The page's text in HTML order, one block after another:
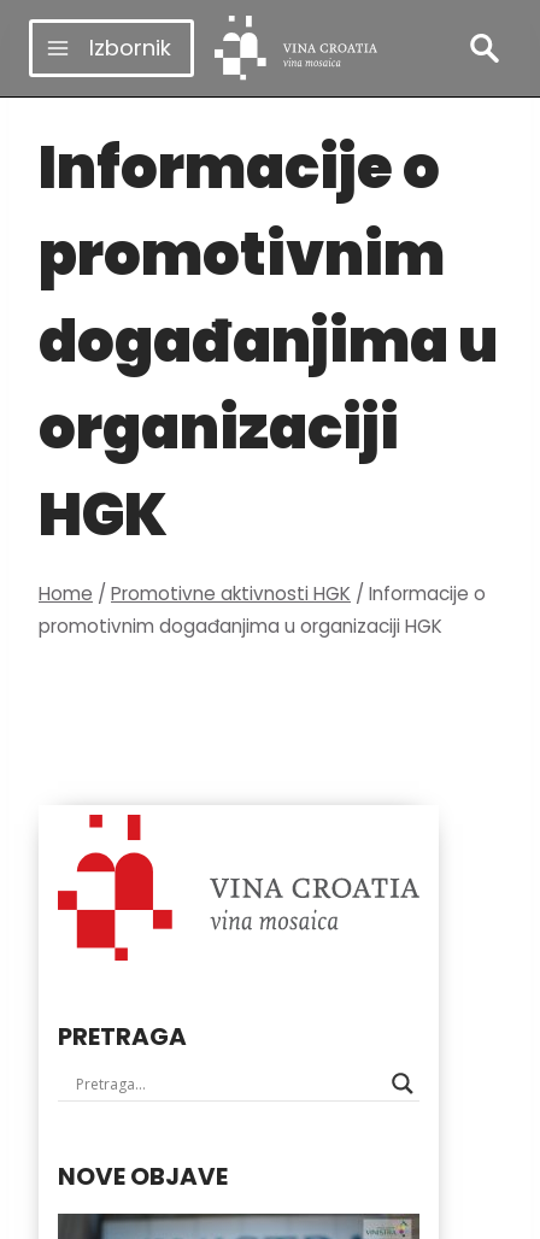
Skip
content
Izbornik
Informacije o
promotivnim
događanjima u
organizaciji
HGK
Home / Promotivne aktivnosti HGK / Informacije o
promotivnim događanjima u organizaciji HGK
PRETRAGA
NOVE OBJAVE